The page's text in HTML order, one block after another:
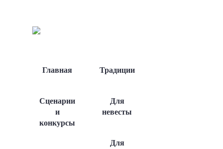
Главная Традиции
Сценарии
и
конкурсы
Для
невесты
Для